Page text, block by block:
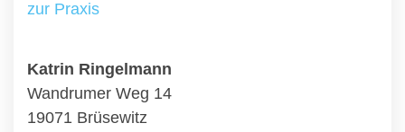
zur Praxis
Katrin Ringelmann
Wandrumer Weg 14
19071 Brüsewitz